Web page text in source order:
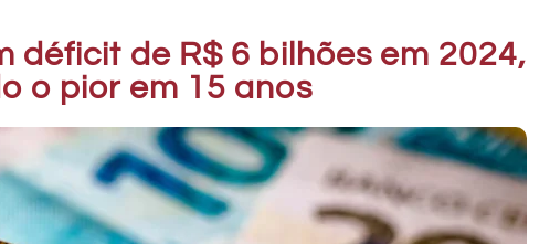
déficit de R$ 6 bilhões em 2024,
o pior em 15 anos